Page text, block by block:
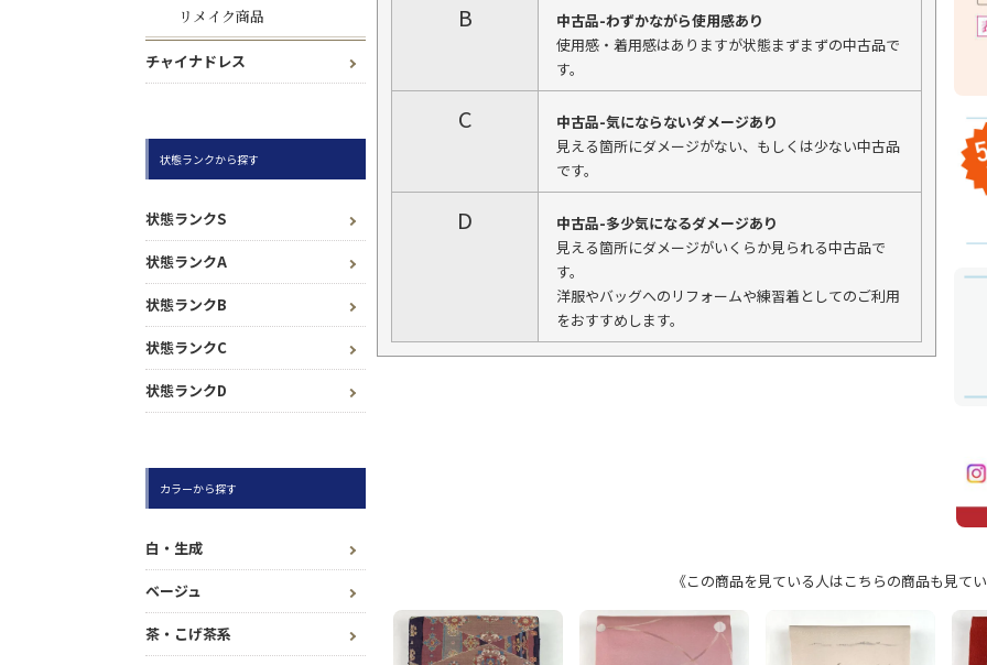
リメイク商品
チャイナドレス
状態ランクから探す
状態ランクS
状態ランクA
状態ランクB
状態ランクC
状態ランクD
カラーから探す
白・生成
ベージュ
茶・こげ茶系
B
中古品-わずかながら使用感あり
使用感・着用感はありますが状態まずまずの中古品で
す。
C
中古品-気にならないダメージあり
見える箇所にダメージがない、もしくは少ない中古品
です。
D
中古品-多少気になるダメージあり
見える箇所にダメージがいくらか見られる中古品で
す。
洋服やバッグへのリフォームや練習着としてのご利用
をおすすめします。
《この商品を見ている人はこちらの商品も見て